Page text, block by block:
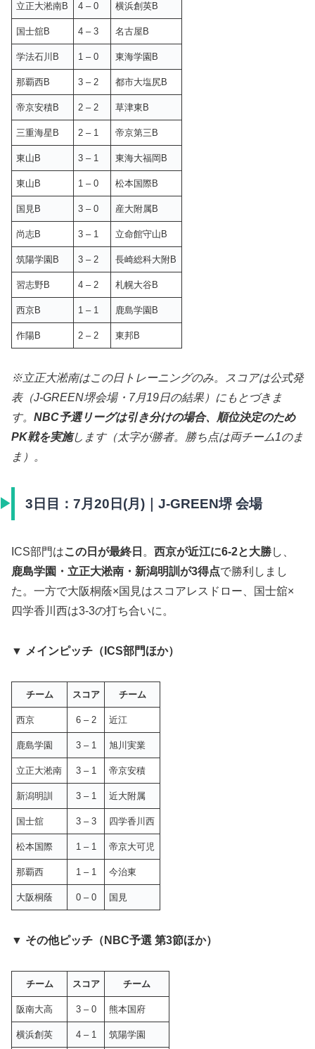
立正大淞南B 4 – 0 横浜創英B
国士舘B 4 – 3 名古屋B
学法石川B 1 – 0 東海学園B
那覇西B 3 – 2 都市大塩尻B
帝京安積B 2 – 2 草津東B
三重海星B 2 – 1 帝京第三B
東山B 3 – 1 東海大福岡B
東山B 1 – 0 松本国際B
国見B 3 – 0 産大附属B
尚志B 3 – 1 立命館守山B
筑陽学園B 3 – 2 長崎総科大附B
習志野B 4 – 2 札幌大谷B
西京B 1 – 1 鹿島学園B
作陽B 2 – 2 東邦B
※立正大淞南はこの日トレーニングのみ。スコアは公式発
表（J-GREEN堺会場・7月19日の結果）にもとづきま
す。 NBC予選リーグは引き分けの場合、順位決定のため
PK戦を実施します（太字が勝者。勝ち点は両チーム1のま
ま）。
3日目：7月20日(月)｜J-GREEN堺 会場
ICS部門はこの日が最終日 。 西京が近江に6-2と大勝し、
鹿島学園・立正大淞南・新潟明訓が3得点で勝利しまし
た。一方で大阪桐蔭×国見はスコアレスドロー、国士舘×
四学香川西は3-3の打ち合いに。
▼ メインピッチ（ICS部門ほか）
チーム スコア チーム
西京 6 – 2 近江
鹿島学園 3 – 1 旭川実業
立正大淞南 3 – 1 帝京安積
新潟明訓 3 – 1 近大附属
国士舘 3 – 3 四学香川西
松本国際 1 – 1 帝京大可児
那覇西 1 – 1 今治東
大阪桐蔭 0 – 0 国見
▼ その他ピッチ（NBC予選 第3節ほか）
チーム スコア チーム
阪南大高 3 – 0 熊本国府
横浜創英 4 – 1 筑陽学園